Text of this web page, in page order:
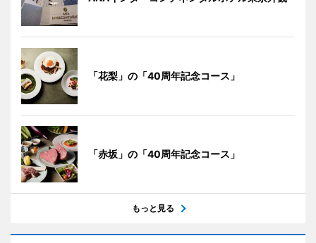
「花梨」の「40周年記念コース」
「赤坂」の「40周年記念コース」
もっと見る